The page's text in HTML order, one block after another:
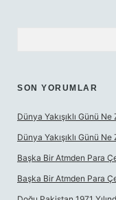
SON YORUMLAR
Dünya Yakışıklı Günü Ne
Dünya Yakışıklı Günü Ne
Başka Bir Atmden Para
Başka Bir Atmden Para